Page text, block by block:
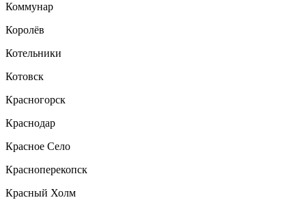
Коммунар
Королёв
Котельники
Котовск
Красногорск
Краснодар
Красное Село
Красноперекопск
Красный Холм